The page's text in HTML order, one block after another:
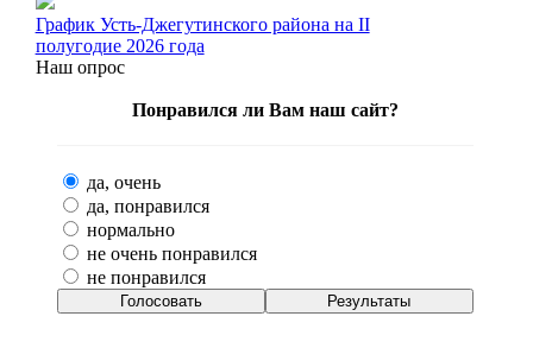
График Усть-Джегутинского района на II
полугодие 2026 года
Наш опрос
Понравился ли Вам наш сайт?
да, очень
да, понравился
нормально
не очень понравился
не понравился